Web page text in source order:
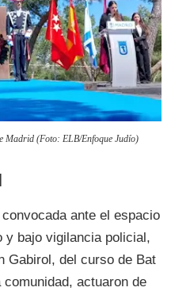
Madrid (Foto: ELB/Enfoque Judío)
ante el espacio
y bajo vigilancia policial,
Gabirol, del curso de Bat
actuaron de